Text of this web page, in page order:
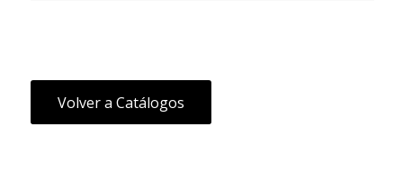
Volver a Catálogos